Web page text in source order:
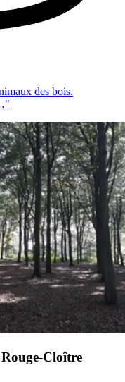
des bois.
"
Cloître